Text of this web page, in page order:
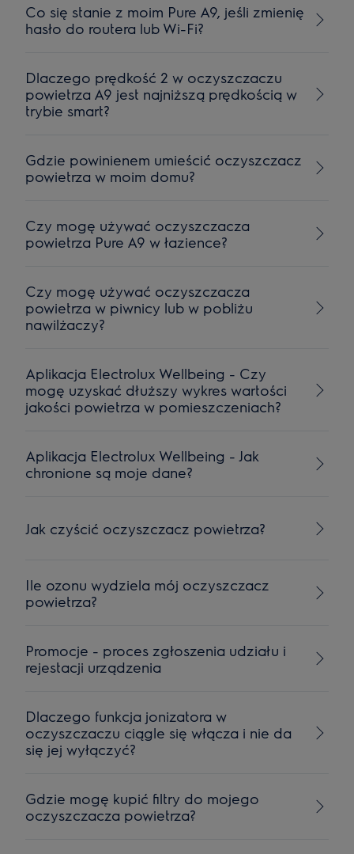
Co się stanie z moim Pure A9, jeśli zmienię
hasło do routera lub Wi-Fi?
Dlaczego prędkość 2 w oczyszczaczu
powietrza A9 jest najniższą prędkością w
trybie smart?
Gdzie powinienem umieścić oczyszczacz
powietrza w moim domu?
Czy mogę używać oczyszczacza
powietrza Pure A9 w łazience?
Czy mogę używać oczyszczacza
powietrza w piwnicy lub w pobliżu
nawilżaczy?
Aplikacja Electrolux Wellbeing - Czy
mogę uzyskać dłuższy wykres wartości
jakości powietrza w pomieszczeniach?
Aplikacja Electrolux Wellbeing - Jak
chronione są moje dane?
Jak czyścić oczyszczacz powietrza?
Ile ozonu wydziela mój oczyszczacz
powietrza?
Promocje - proces zgłoszenia udziału i
rejestacji urządzenia
Dlaczego funkcja jonizatora w
oczyszczaczu ciągle się włącza i nie da
się jej wyłączyć?
Gdzie mogę kupić filtry do mojego
oczyszczacza powietrza?